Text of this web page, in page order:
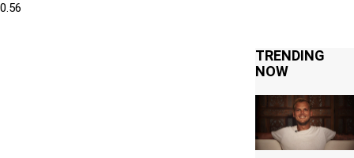
TRENDING
NOW